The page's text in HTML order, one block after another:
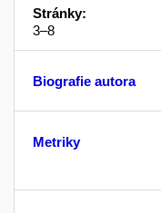
Stránky:
3–8
Biografie autora
Metriky